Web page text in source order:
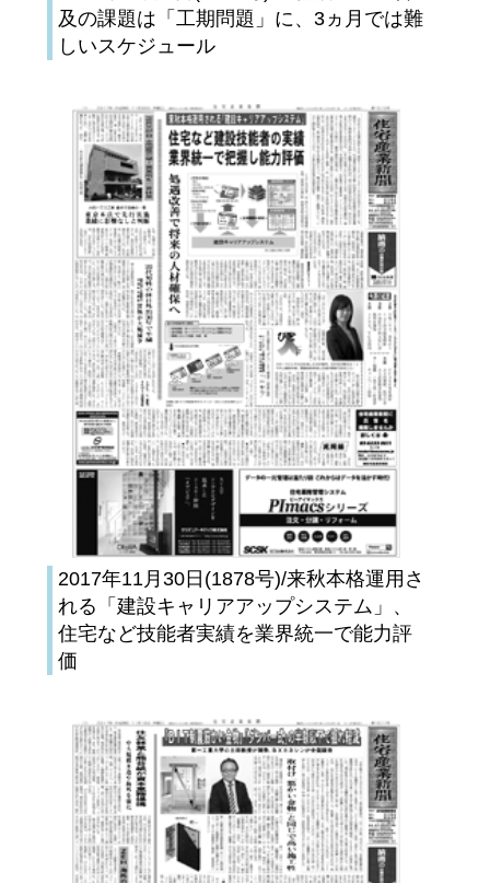
及の課題は「工期問題」に、3ヵ月では難
しいスケジュール
2017年11月30日(1878号)/来秋本格運用さ
れる「建設キャリアアップシステム」、
住宅など技能者実績を業界統一で能力評
価